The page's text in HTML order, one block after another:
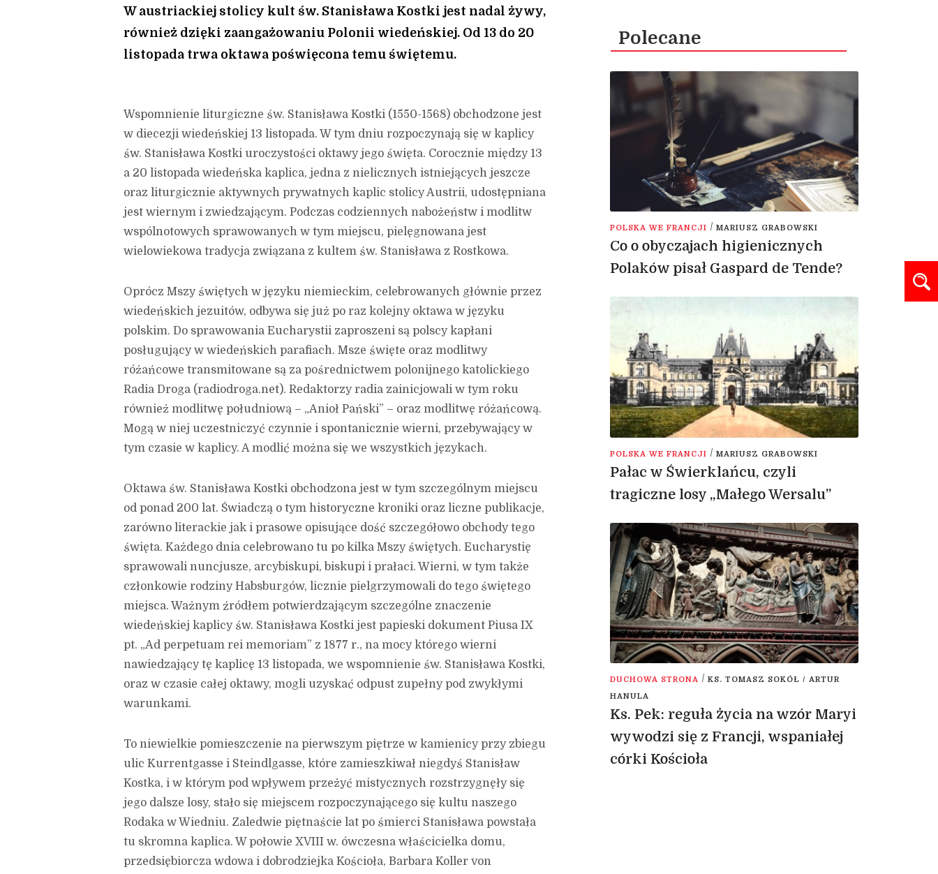
W austriackiej stolicy kult św. Stanisława Kostki jest nadal żywy,
również dzięki zaangażowaniu Polonii wiedeńskiej. Od 13 do 20
listopada trwa oktawa poświęcona temu świętemu.
Wspomnienie liturgiczne św. Stanisława Kostki (1550-1568) obchodzone jest
w diecezji wiedeńskiej 13 listopada. W tym dniu rozpoczynają się w kaplicy
św. Stanisława Kostki uroczystości oktawy jego święta. Corocznie między 13
a 20 listopada wiedeńska kaplica, jedna z nielicznych istniejących jeszcze
oraz liturgicznie aktywnych prywatnych kaplic stolicy Austrii, udostępniana
jest wiernym i zwiedzającym. Podczas codziennych nabożeństw i modlitw
wspólnotowych sprawowanych w tym miejscu, pielęgnowana jest
wielowiekowa tradycja związana z kultem św. Stanisława z Rostkowa.
Oprócz Mszy świętych w języku niemieckim, celebrowanych głównie przez
wiedeńskich jezuitów, odbywa się już po raz kolejny oktawa w języku
polskim. Do sprawowania Eucharystii zaproszeni są polscy kapłani
posługujący w wiedeńskich parafiach. Msze święte oraz modlitwy
różańcowe transmitowane są za pośrednictwem polonijnego katolickiego
Radia Droga (radiodroga.net). Redaktorzy radia zainicjowali w tym roku
również modlitwę południową – „Anioł Pański” – oraz modlitwę różańcową.
Mogą w niej uczestniczyć czynnie i spontanicznie wierni, przebywający w
tym czasie w kaplicy. A modlić można się we wszystkich językach.
Oktawa św. Stanisława Kostki obchodzona jest w tym szczególnym miejscu
od ponad 200 lat. Świadczą o tym historyczne kroniki oraz liczne publikacje,
zarówno literackie jak i prasowe opisujące dość szczegółowo obchody tego
święta. Każdego dnia celebrowano tu po kilka Mszy świętych. Eucharystię
sprawowali nuncjusze, arcybiskupi, biskupi i prałaci. Wierni, w tym także
członkowie rodziny Habsburgów, licznie pielgrzymowali do tego świętego
miejsca. Ważnym źródłem potwierdzającym szczególne znaczenie
wiedeńskiej kaplicy św. Stanisława Kostki jest papieski dokument Piusa IX
pt. „Ad perpetuam rei memoriam” z 1877 r., na mocy którego wierni
nawiedzający tę kaplicę 13 listopada, we wspomnienie św. Stanisława Kostki,
oraz w czasie całej oktawy, mogli uzyskać odpust zupełny pod zwykłymi
warunkami.
To niewielkie pomieszczenie na pierwszym piętrze w kamienicy przy zbiegu
ulic Kurrentgasse i Steindlgasse, które zamieszkiwał niegdyś Stanisław
Kostka, i w którym pod wpływem przeżyć mistycznych rozstrzygnęły się
jego dalsze losy, stało się miejscem rozpoczynającego się kultu naszego
Rodaka w Wiedniu. Zaledwie piętnaście lat po śmierci Stanisława powstała
tu skromna kaplica. W połowie XVIII w. ówczesna właścicielka domu,
przedsiębiorcza wdowa i dobrodziejka Kościoła, Barbara Koller von
Polecane
POLSKA WE FRANCJI / MARIUSZ GRABOWSKI
Co o obyczajach higienicznych
Polaków pisał Gaspard de Tende?
POLSKA WE FRANCJI / MARIUSZ GRABOWSKI
Pałac w Świerklańcu, czyli
tragiczne losy „Małego Wersalu”
DUCHOWA STRONA / KS. TOMASZ SOKÓŁ / ARTUR
HANULA
Ks. Pek: reguła życia na wzór Maryi
wywodzi się z Francji, wspaniałej
córki Kościoła